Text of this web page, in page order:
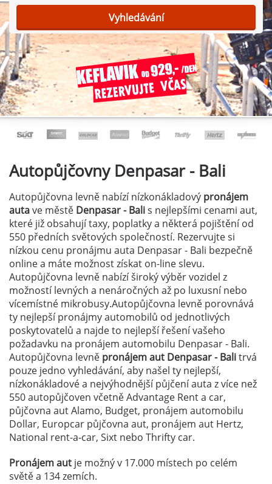
Vyhledávání
AutopůjčovnyDenpasar - Bali
Autopůjčovna levně nabízí nízkonákladový pronájem
autave městě Denpasar - Balis nejlepšími cenami aut,
které již obsahují taxy, poplatky a některá pojištění od
550 předních světových společností. Rezervujte si
nízkou cenu pronájmu auta Denpasar - Bali bezpečně
online a máte možnost získat on-line slevu.
Autopůjčovna levně nabízí široký výběr vozidel z
možností levných a nenáročných až po luxusní nebo
vícemístné mikrobusy.Autopůjčovna levně porovnává
ty nejlepší pronájmy automobilů od jednotlivých
poskytovatelů a najde to nejlepší řešení vašeho
požadavku na pronájem automobilu Denpasar - Bali.
Autopůjčovna levně pronájem aut Denpasar - Balitrvá
pouze jedno vyhledávání, aby našel ty nejlepší,
nízkonákladové a nejvýhodnější půjčení auta z více než
550 autopůjčoven včetně Advantage Rent a car,
půjčovna aut Alamo, Budget, pronájem automobilu
Dollar, Europcar půjčovna aut, pronájem aut Hertz,
National rent-a-car, Sixt nebo Thrifty car.
Pronájem aut je možný v 17.000 místech po celém
světě a 134 zemích.